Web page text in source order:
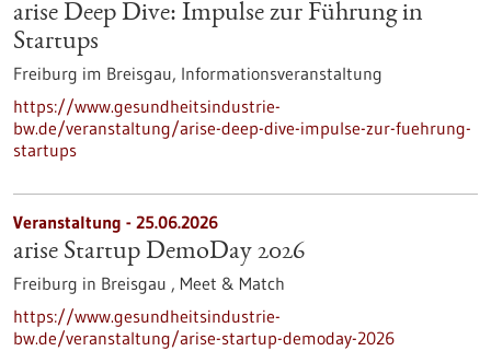
arise Deep Dive: Impulse zur Führung in
Startups
Freiburg im Breisgau, Informationsveranstaltung
https://www.gesundheitsindustrie-
bw.de/veranstaltung/arise-deep-dive-impulse-zur-fuehrung-
startups
Veranstaltung - 25.06.2026
arise Startup DemoDay 2026
Freiburg in Breisgau , Meet & Match
https://www.gesundheitsindustrie-
bw.de/veranstaltung/arise-startup-demoday-2026